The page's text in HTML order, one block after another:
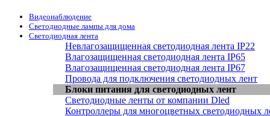
Видеонаблюдение
Светодиодные лампы для дома
Светодиодная лента
Невлагозащищенная светодиодная лента IP22
Влагозащищенная светодиодная лента IP65
Влагозащищенная светодиодная лента IP67
Провода для подключения светодиодных лент
Блоки питания для светодиодных лент
Светодиодные ленты от компании Dled
Контроллеры для многоцветных светодиодных